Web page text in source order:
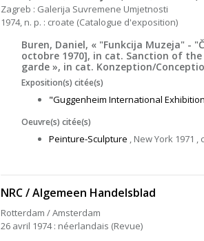
Zagreb : Galerija Suvremene Umjetnosti
1974, n. p. : croate (Catalogue d'exposition)
Buren, Daniel, « "Funkcija Muzeja" -
octobre 1970], in cat. Sanction of
garde », in cat. Konzeption/
Exposition(s) citée(s)
"Guggenheim International
Oeuvre(s) citée(s)
Peinture-Sculpture , New York 1971 ,
NRC / Algemeen Handelsblad
Rotterdam / Amsterdam
26 avril 1974 : néerlandais (Revue)